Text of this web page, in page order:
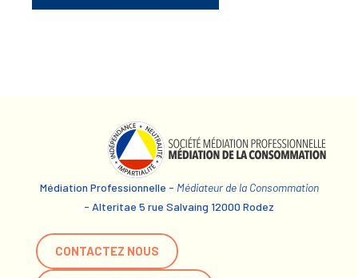
Médiation Professionnelle - Médiateur de la Consommation
- Alteritae 5 rue Salvaing 12000 Rodez
CONTACTEZ NOUS